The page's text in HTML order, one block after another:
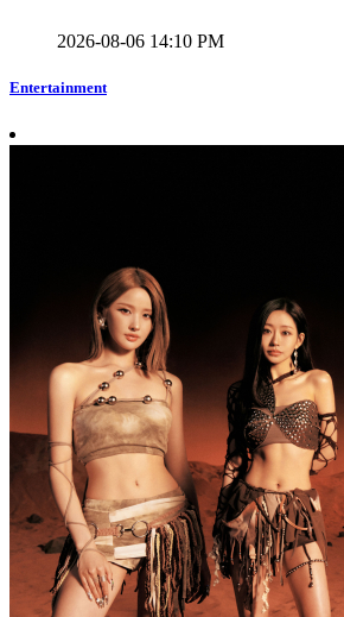
2026-08-06 14:10 PM
Entertainment